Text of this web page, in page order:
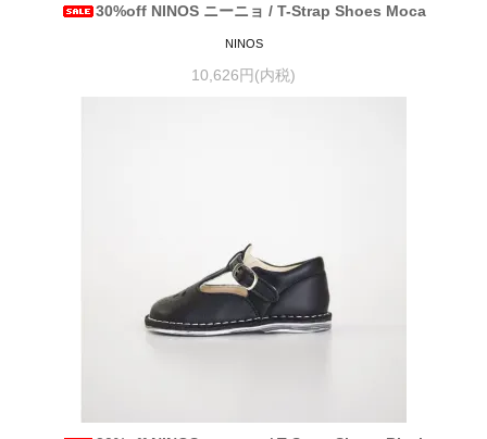
30%off NINOS ニーニョ / T-Strap Shoes Moca
NINOS
10,626円(内税)